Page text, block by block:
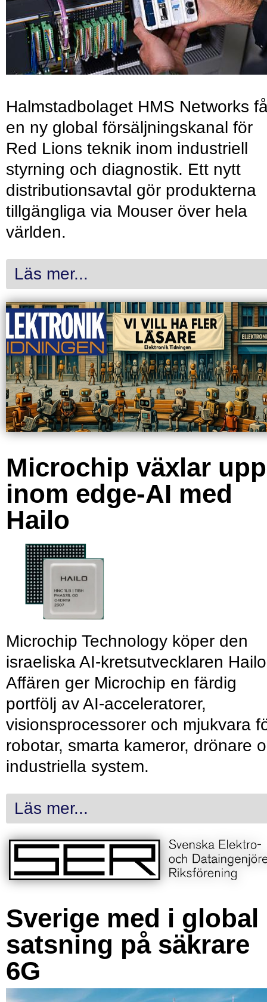
Halmstadbolaget HMS Networks
en ny global försäljningskanal för
Red Lions teknik inom industriell
styrning och diagnostik. Ett nytt
distributionsavtal gör produkterna
tillgängliga via Mouser över hela
världen.
Läs mer...
Microchip växlar upp
inom edge-AI med
Hailo
Microchip Technology köper den
israeliska AI-kretsutvecklaren
Affären ger Microchip en färdig
portfölj av AI-acceleratorer,
visionsprocessorer och mjukvara
robotar, smarta kameror, drönare
industriella system.
Läs mer...
Sverige med i global
satsning på säkrare
6G